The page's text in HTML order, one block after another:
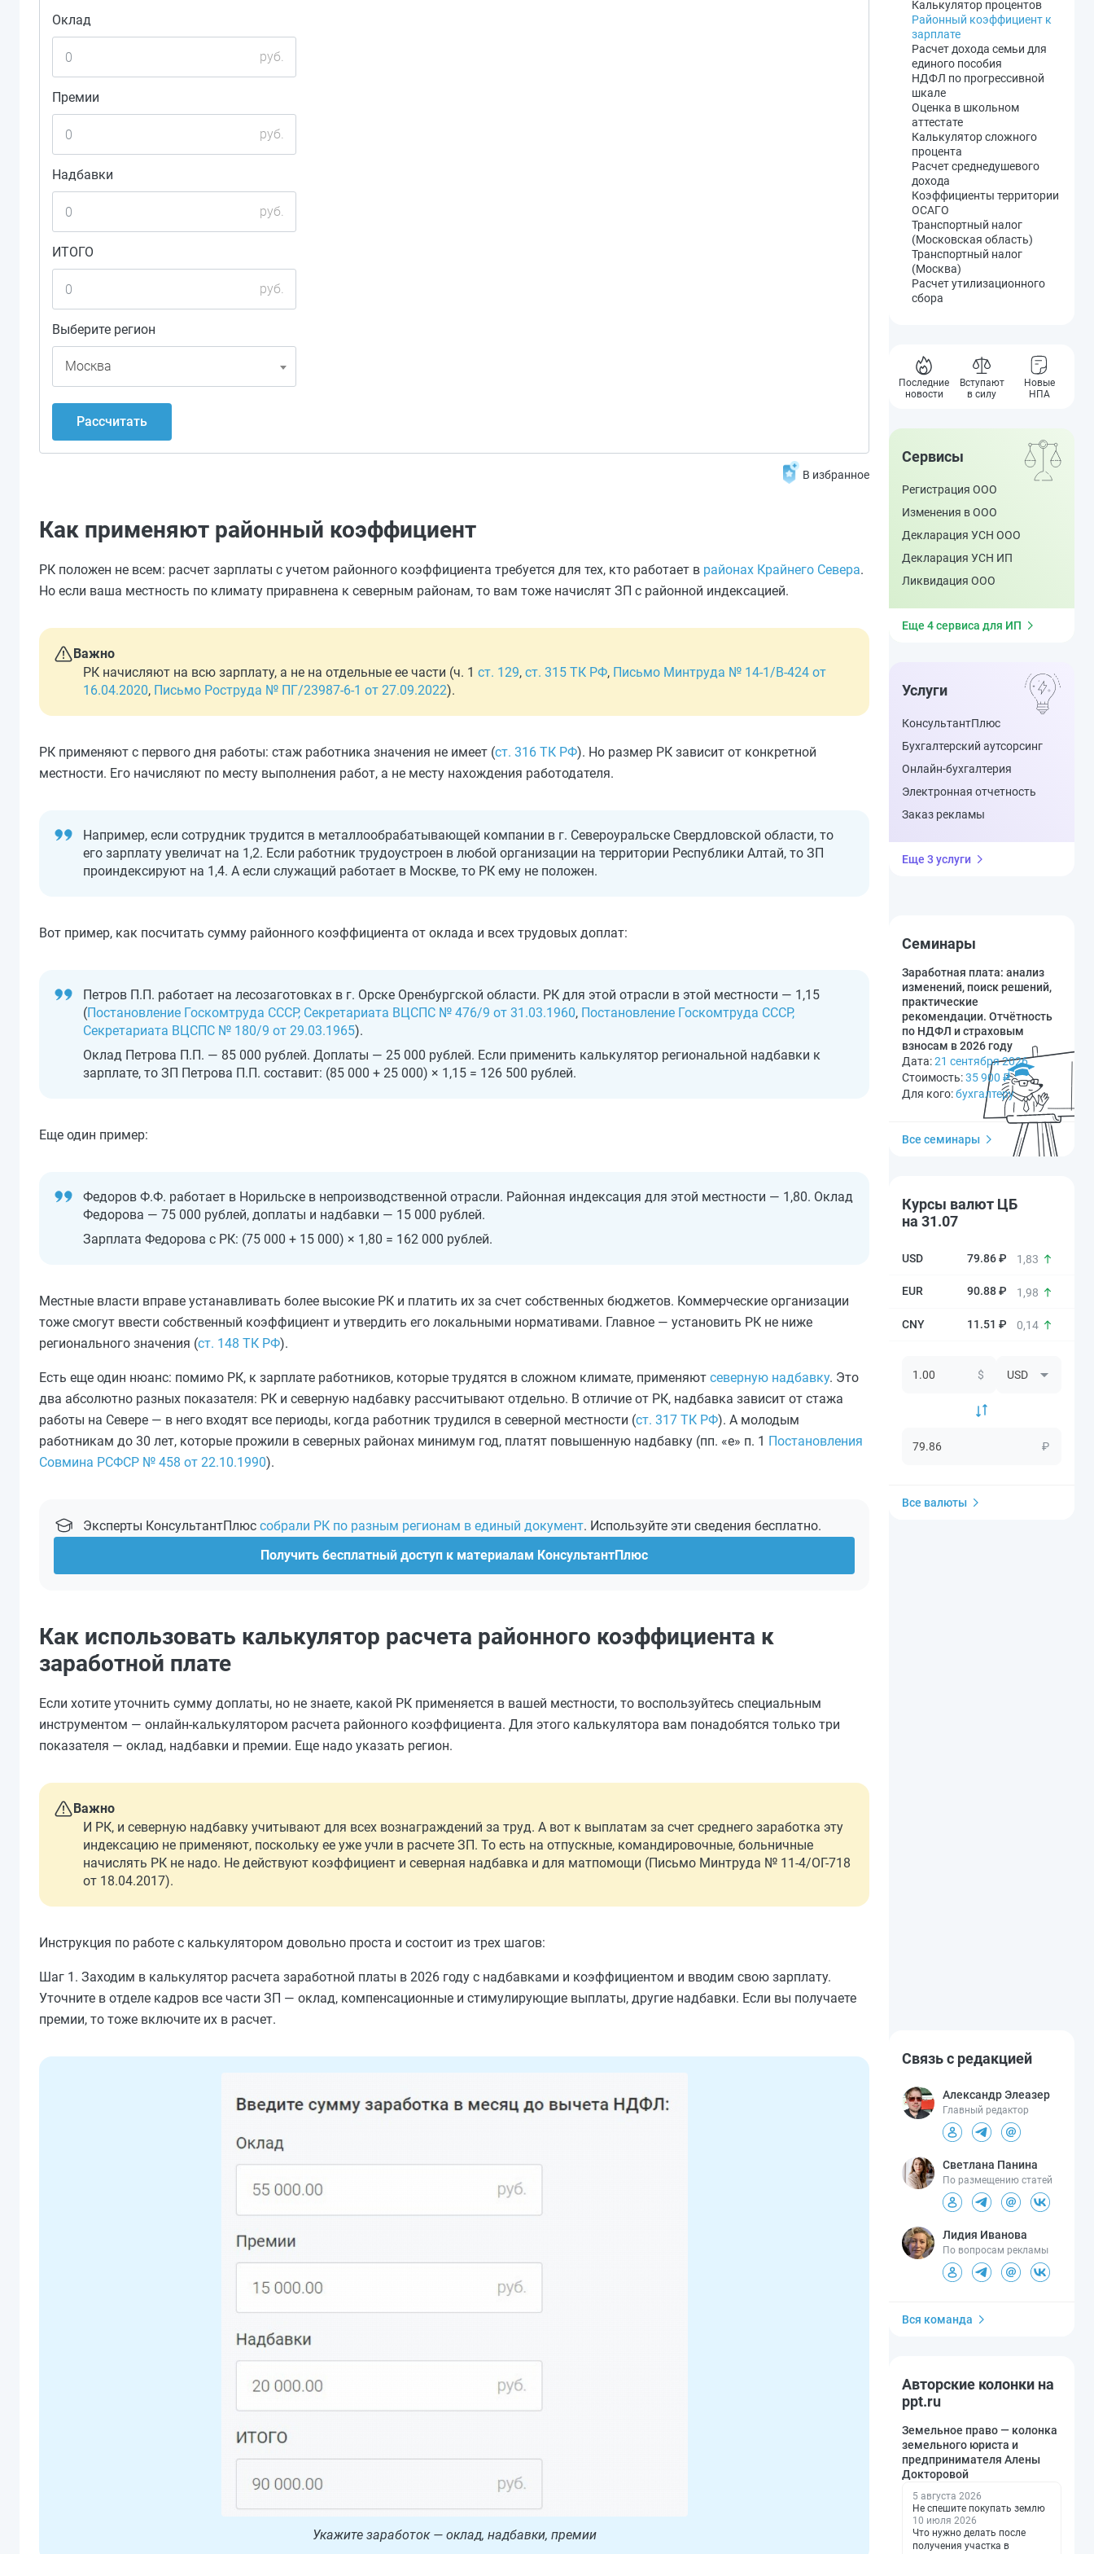
Оклад
руб.
Премии
руб.
Надбавки
руб.
ИТОГО
руб.
Выберите регион
Москва
Рассчитать
В избранное
Как применяют районный коэффициент
РК положен не всем: расчет зарплаты с учетом районного коэффициента требуется для тех, кто работает в районах Крайнего Севера.
Но если ваша местность по климату приравнена к северным районам, то вам тоже начислят ЗП с районной индексацией.
Важно
РК начисляют на всю зарплату, а не на отдельные ее части (ч. 1 ст. 129, ст. 315 ТК РФ, Письмо Минтруда № 14-1/В-424 от
16.04.2020, Письмо Роструда № ПГ/23987-6-1 от 27.09.2022).
РК применяют с первого дня работы: стаж работника значения не имеет (ст. 316 ТК РФ). Но размер РК зависит от конкретной
местности. Его начисляют по месту выполнения работ, а не месту нахождения работодателя.
Например, если сотрудник трудится в металлообрабатывающей компании в г. Североуральске Свердловской области, то
его зарплату увеличат на 1,2. Если работник трудоустроен в любой организации на территории Республики Алтай, то ЗП
проиндексируют на 1,4. А если служащий работает в Москве, то РК ему не положен.
Вот пример, как посчитать сумму районного коэффициента от оклада и всех трудовых доплат:
Петров П.П. работает на лесозаготовках в г. Орске Оренбургской области. РК для этой отрасли в этой местности — 1,15
(Постановление Госкомтруда СССР, Секретариата ВЦСПС № 476/9 от 31.03.1960, Постановление Госкомтруда СССР,
Секретариата ВЦСПС № 180/9 от 29.03.1965).
Оклад Петрова П.П. — 85 000 рублей. Доплаты — 25 000 рублей. Если применить калькулятор региональной надбавки к
зарплате, то ЗП Петрова П.П. составит: (85 000 + 25 000) × 1,15 = 126 500 рублей.
Еще один пример:
Федоров Ф.Ф. работает в Норильске в непроизводственной отрасли. Районная индексация для этой местности — 1,80. Оклад
Федорова — 75 000 рублей, доплаты и надбавки — 15 000 рублей.
Зарплата Федорова с РК: (75 000 + 15 000) × 1,80 = 162 000 рублей.
Местные власти вправе устанавливать более высокие РК и платить их за счет собственных бюджетов. Коммерческие организации
тоже смогут ввести собственный коэффициент и утвердить его локальными нормативами. Главное — установить РК не ниже
регионального значения (ст. 148 ТК РФ).
Есть еще один нюанс: помимо РК, к зарплате работников, которые трудятся в сложном климате, применяют северную надбавку. Это
два абсолютно разных показателя: РК и северную надбавку рассчитывают отдельно. В отличие от РК, надбавка зависит от стажа
работы на Севере — в него входят все периоды, когда работник трудился в северной местности (ст. 317 ТК РФ). А молодым
работникам до 30 лет, которые прожили в северных районах минимум год, платят повышенную надбавку (пп. «е» п. 1 Постановления
Совмина РСФСР № 458 от 22.10.1990).
Эксперты КонсультантПлюс собрали РК по разным регионам в единый документ. Используйте эти сведения бесплатно.
Получить бесплатный доступ к материалам КонсультантПлюс
Как использовать калькулятор расчета районного коэффициента к
заработной плате
Если хотите уточнить сумму доплаты, но не знаете, какой РК применяется в вашей местности, то воспользуйтесь специальным
инструментом — онлайн-калькулятором расчета районного коэффициента. Для этого калькулятора вам понадобятся только три
показателя — оклад, надбавки и премии. Еще надо указать регион.
Важно
И РК, и северную надбавку учитывают для всех вознаграждений за труд. А вот к выплатам за счет среднего заработка эту
индексацию не применяют, поскольку ее уже учли в расчете ЗП. То есть на отпускные, командировочные, больничные
начислять РК не надо. Не действуют коэффициент и северная надбавка и для матпомощи (Письмо Минтруда № 11-4/ОГ-718
от 18.04.2017).
Инструкция по работе с калькулятором довольно проста и состоит из трех шагов:
Шаг 1. Заходим в калькулятор расчета заработной платы в 2026 году с надбавками и коэффициентом и вводим свою зарплату.
Уточните в отделе кадров все части ЗП — оклад, компенсационные и стимулирующие выплаты, другие надбавки. Если вы получаете
премии, то тоже включите их в расчет.
Укажите заработок — оклад, надбавки, премии
Перерасчет цен при смене
ставки НДС с 20 на 22%
Перерасчет цен на НДС 22%
Декретные
Налог на прибыль
Налог на имущество
Лимит остатка кассы
Оплата по больничному
Отпускные
Компенсация за задержку
зарплаты
Зарплата по окладу
Расчет компенсации за
сверхурочную работу
Возраст снятия с
воинского учета
электронного аукциона по
44-ФЗ
Сроки запроса котировок
по 44-ФЗ
Расчет стоимости
банковской гарантии
Калькулятор процентов
Районный коэффициент к
зарплате
Расчет дохода семьи для
единого пособия
НДФЛ по прогрессивной
шкале
Оценка в школьном
аттестате
Калькулятор сложного
процента
Расчет среднедушевого
дохода
Коэффициенты территории
ОСАГО
Транспортный налог
(Московская область)
Транспортный налог
(Москва)
Расчет утилизационного
сбора
Последние
новости
Вступают
в силу
Новые
НПА
Сервисы
Регистрация ООО
Изменения в ООО
Декларация УСН ООО
Декларация УСН ИП
Ликвидация ООО
Еще 4 сервиса для ИП
Услуги
КонсультантПлюс
Бухгалтерский аутсорсинг
Онлайн-бухгалтерия
Электронная отчетность
Заказ рекламы
Еще 3 услуги
Семинары
Заработная плата: анализ
изменений, поиск решений,
практические
рекомендации. Отчётность
по НДФЛ и страховым
взносам в 2026 году
Дата:21 сентября 2026
Стоимость:35 900 ₽
Для кого:бухгалтеру
Все семинары
Курсы валют ЦБ
на 31.07
79.86 ₽ 1,83
90.88 ₽ 1,98
11.51 ₽ 0,14
$
₽
Все валюты
Связь с редакцией
Александр Элеазер
Главный редактор
Светлана Панина
По размещению статей
Лидия Иванова
По вопросам рекламы
Вся команда
Авторские колонки на
ppt.ru
Земельное право — колонка
земельного юриста и
предпринимателя Алены
Докторовой
5 августа 2026
Не спешите покупать землю
10 июля 2026
Что нужно делать после
получения участка в